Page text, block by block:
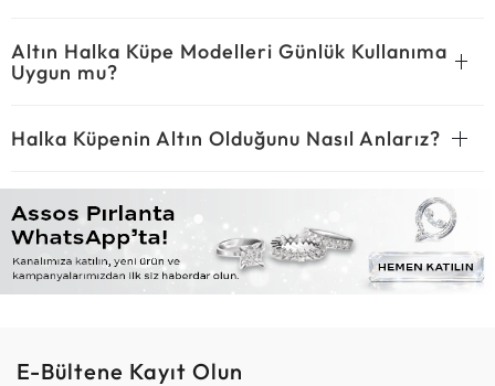
Altın Halka Küpe Modelleri Günlük Kullanıma
Uygun mu?
Halka Küpenin Altın Olduğunu Nasıl Anlarız?
E-Bültene Kayıt Olun